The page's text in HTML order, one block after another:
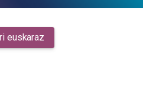
euskaraz